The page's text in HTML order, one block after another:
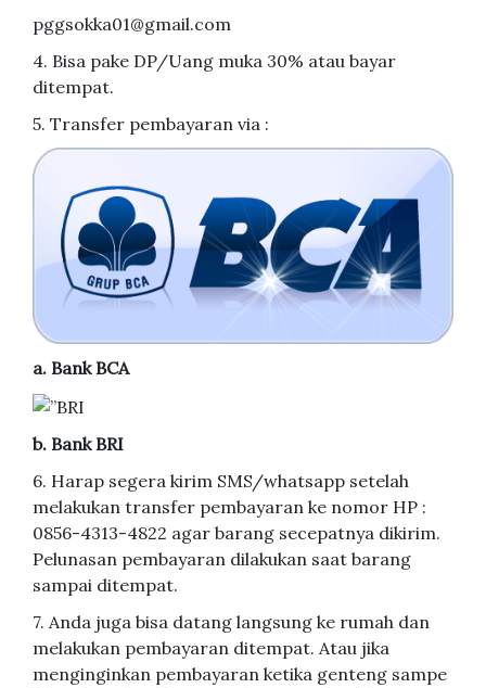
pggsokka01@gmail.com
4. Bisa pake DP/Uang muka 30% atau bayar
ditempat.
5. Transfer pembayaran via :
a. Bank BCA
b. Bank BRI
6. Harap segera kirim SMS/whatsapp setelah
melakukan transfer pembayaran ke nomor HP :
0856-4313-4822 agar barang secepatnya dikirim.
Pelunasan pembayaran dilakukan saat barang
sampai ditempat.
7. Anda juga bisa datang langsung ke rumah dan
melakukan pembayaran ditempat. Atau jika
menginginkan pembayaran ketika genteng sampe